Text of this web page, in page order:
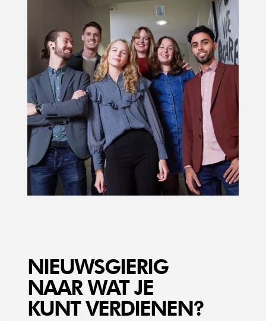
NIEUWSGIERIG
NAAR WAT JE
KUNT VERDIENEN?